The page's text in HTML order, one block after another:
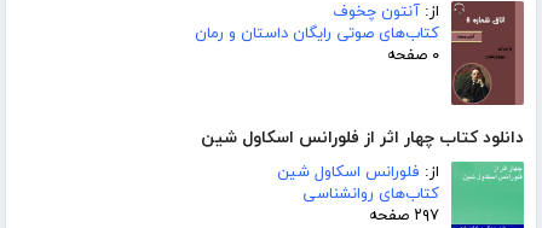
از: آنتون چخوف
کتاب‌های صوتی رایگان داستان و رمان
۰ صفحه
دانلود کتاب چهار اثر از فلورانس اسکاول شین
از: فلورانس اسکاول شین
کتاب‌های روانشناسی
۲۹۷ صفحه